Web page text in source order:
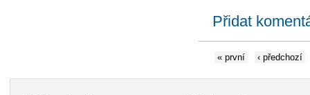
Přidat
« první ‹ předchozí